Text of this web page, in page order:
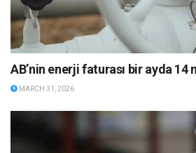
AB’nin enerji faturası bir ayda 14
MARCH 31, 2026